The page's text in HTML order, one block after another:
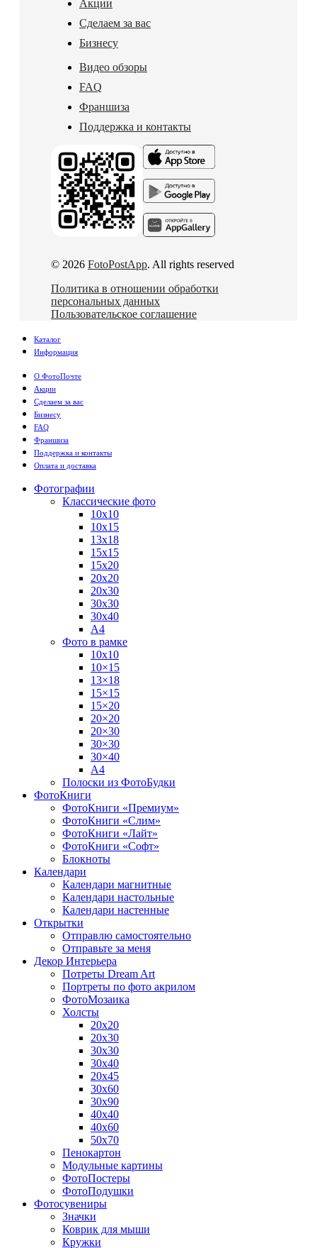
Акции
Сделаем за вас
Бизнесу
Видео обзоры
FAQ
Франшиза
Поддержка и контакты
© 2026 FotoPostApp. All rights reserved
Политика в отношении обработки
персональных данных
Пользовательское соглашение
Каталог
Информация
О ФотоПочте
Акции
Сделаем за вас
Бизнесу
FAQ
Франшиза
Поддержка и контакты
Оплата и доставка
Фотографии
Классические фото
10х10
10х15
13х18
15х15
15х20
20х20
20х30
30х30
30х40
А4
Фото в рамке
10х10
10×15
13×18
15×15
15×20
20×20
20×30
30×30
30×40
A4
Полоски из ФотоБудки
ФотоКниги
ФотоКниги «Премиум»
ФотоКниги «Слим»
ФотоКниги «Лайт»
ФотоКниги «Софт»
Блокноты
Календари
Календари магнитные
Календари настольные
Календари настенные
Открытки
Отправлю самостоятельно
Отправьте за меня
Декор Интерьера
Потреты Dream Art
Портреты по фото акрилом
ФотоМозаика
Холсты
20х20
20х30
30х30
30х40
20х45
30х60
30х90
40х40
40х60
50х70
Пенокартон
Модульные картины
ФотоПостеры
ФотоПодушки
Фотоcувениры
Значки
Коврик для мыши
Кружки